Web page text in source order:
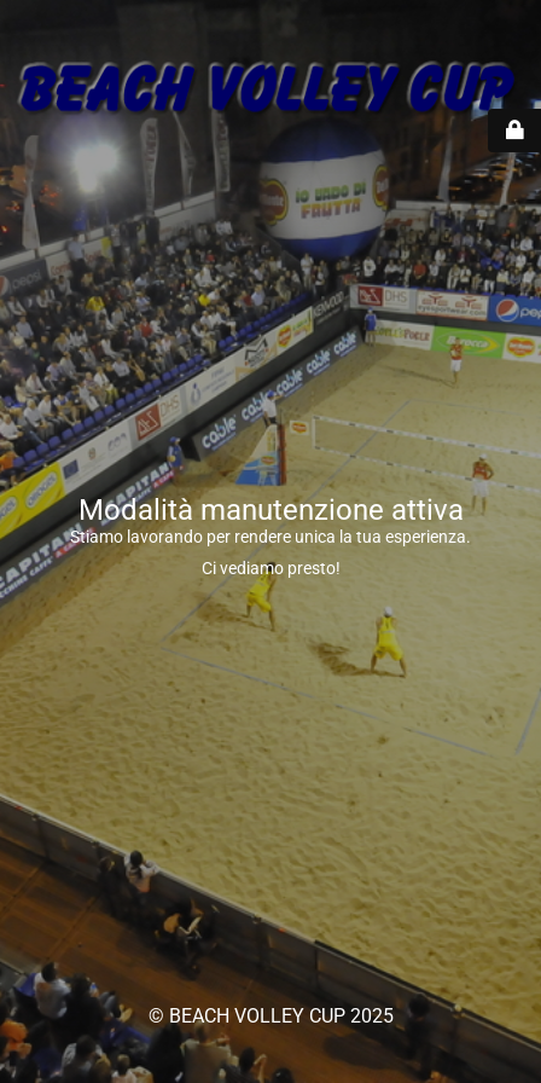
Modalità manutenzione attiva
Stiamo lavorando per rendere unica la tua esperienza.
Ci vediamo presto!
© BEACH VOLLEY CUP 2025